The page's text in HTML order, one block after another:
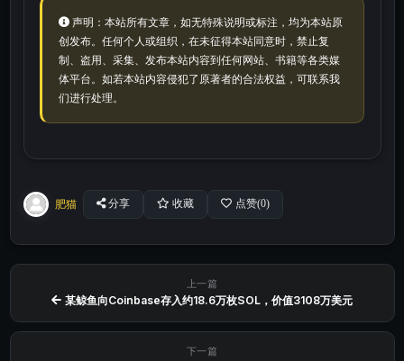
声明：本站所有文章，如无特殊说明或标注，均为本站原
创发布。任何个人或组织，在未征得本站同意时，禁止复
制、盗用、采集、发布本站内容到任何网站、书籍等各类媒
体平台。如若本站内容侵犯了原著者的合法权益，可联系我
们进行处理。
肥猫 分享 收藏 点赞(0)
上一篇
某鲸鱼向Coinbase存入约18.6万枚SOL，价值3108万美元
下一篇